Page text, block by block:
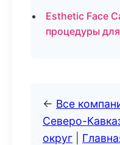
Esthetic Face
процедуры
← Все
Северо-
округ